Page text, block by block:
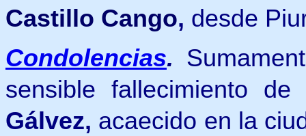
Castillo Cango, desde
Condolencias.
sensible fallecimiento
Gálvez, acaecido en la